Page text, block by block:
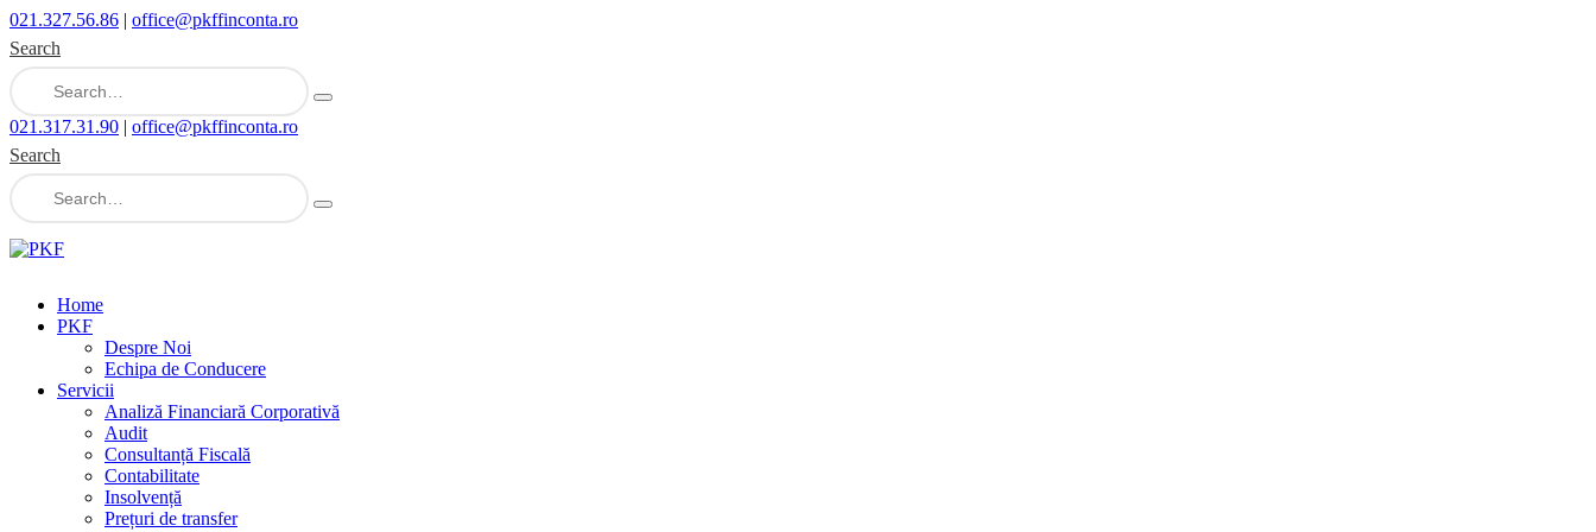
021.327.56.86 | office@pkffinconta.ro
Search
021.317.31.90 | office@pkffinconta.ro
Search
Home
PKF
Despre Noi
Echipa de Conducere
Servicii
Analiză Financiară Corporativă
Audit
Consultanță Fiscală
Contabilitate
Insolvență
Prețuri de transfer